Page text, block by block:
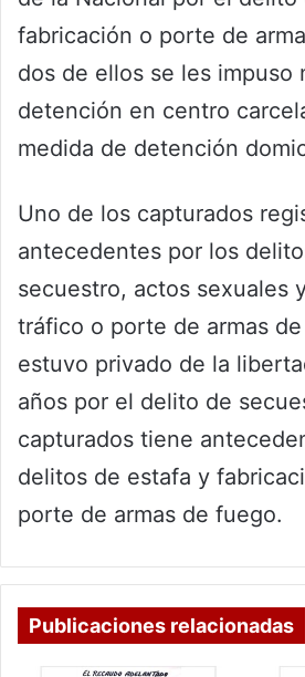
fabricación o porte de
dos de ellos se les impuso
detención en centro
medida de detención
Uno de los capturados
antecedentes por los
secuestro, actos sexuales
tráfico o porte de armas
estuvo privado de la
años por el delito de
capturados tiene
delitos de estafa y
porte de armas de fuego.
Publicaciones relacionadas